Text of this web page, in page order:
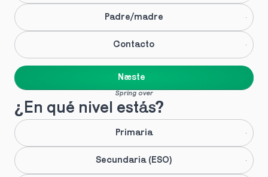
Padre/madre
Contacto
Næste
Spring over
¿En qué nivel estás?
Primaria
Secundaria (ESO)